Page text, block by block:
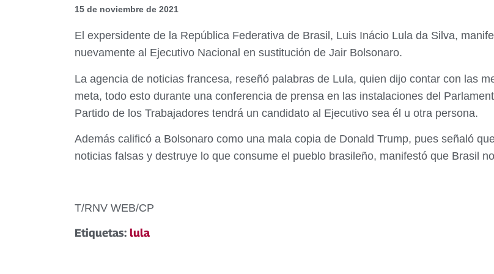
15 de noviembre de 2021
El expersidente de la República Federativa de Brasil, Luis Inácio Lula da Silva,
nuevamente al Ejecutivo Nacional en sustitución de Jair Bolsonaro.
La agencia de noticias francesa, reseñó palabras de Lula, quien dijo contar con las
meta, todo esto durante una conferencia de prensa en las instalaciones del
Partido de los Trabajadores tendrá un candidato al Ejecutivo sea él u otra persona.
Además calificó a Bolsonaro como una mala copia de Donald Trump, pues señaló
noticias falsas y destruye lo que consume el pueblo brasileño, manifestó que Brasil
T/RNV WEB/CP
Etiquetas: lula